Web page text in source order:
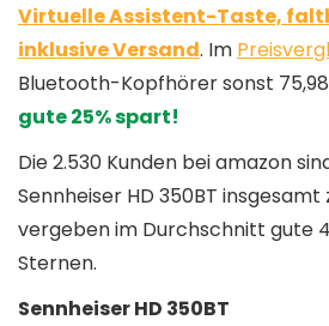
Virtuelle Assistent-Taste,
inklusive Versand. Im
Bluetooth-Kopfhörer sonst
gute 25% spart!
Die 2.530 Kunden bei amazon
Sennheiser HD 350BT
vergeben im Durchschnitt gute
Sternen.
Sennheiser HD 350BT